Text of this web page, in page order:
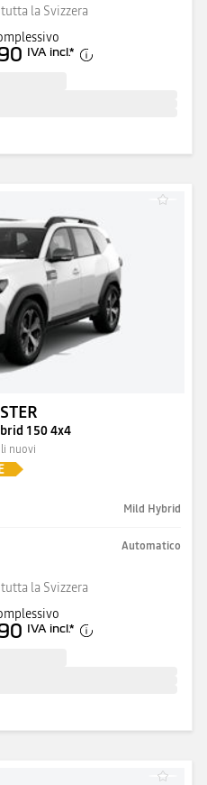
la Svizzera
IVA incl.*
150 4x4
nuovi
Mild Hybrid
Automatico
la Svizzera
IVA incl.*